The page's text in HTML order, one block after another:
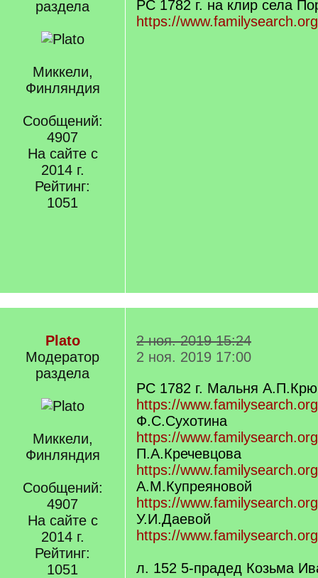
раздела
Миккели,
Финляндия
Сообщений:
4907
На сайте с
2014 г.
Рейтинг:
1051
РС 1782 г. на клир села
https://
Plato
Модератор
раздела
Миккели,
Финляндия
Сообщений:
4907
На сайте с
2014 г.
Рейтинг:
1051
2 ноя. 2019 15:24
2 ноя. 2019 17:00
РС 1782 г. Мальня
https://
Ф.С.Сухотина
https://
П.А.Кречевцова
https://
А.М.Купреяновой
https://
У.И.Даевой
https://
л. 152 5-прадед Козьма